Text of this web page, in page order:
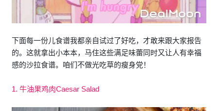
下面每一份儿食谱我都亲自试过了好吃，才敢来跟大家报告
的。这就拿出小本本，马住这些满足味蕾同时又让人有幸福
感的沙拉食谱。咱们不做光吃草的瘦身党！
1. 牛油果鸡肉Caesar Salad